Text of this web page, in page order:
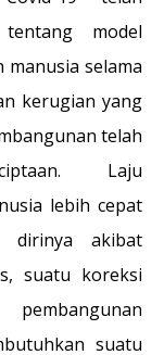
model
selama
kerugian yang
telah
Laju
lebih cepat
dirinya akibat
suatu koreksi
suatu